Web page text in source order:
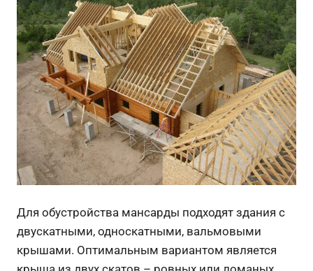
Для обустройства мансарды подходят здания с
двускатными, односкатными, вальмовыми
крышами. Оптимальным вариантом является